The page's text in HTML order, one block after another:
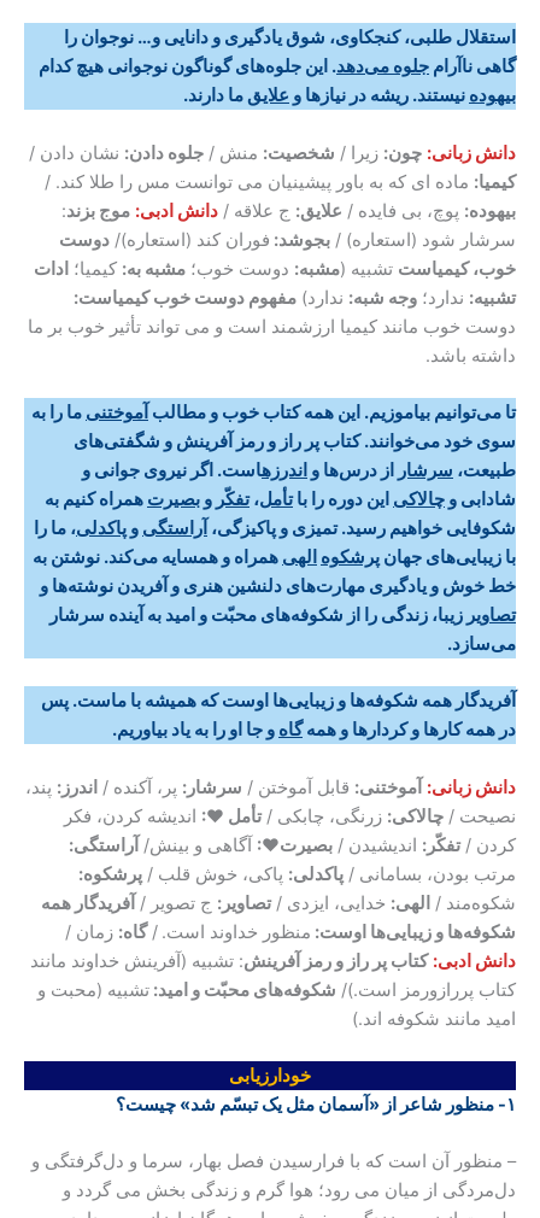
استقلال طلبی، کنجکاوی، شوق یادگیری و دانایی و… نوجوان را
گاهی ناآرام جلوه ‌می‌دهد. این جلوه‌های گوناگون نوجوانی هیچ کدام
بیهوده نیستند. ریشه در نیازها و علایقما دارند.
دانش زبانی: چون: زیرا / شخصیت: منش / جلوه دادن: نشان دادن /
کیمیا: ماده ای که به باور پیشینیان می توانست مس را طلا کند. /
بیهوده: پوچ، بی فایده / علایق: ج علاقه / دانش ادبی: موج بزند:
سرشار شود (استعاره) / بجوشد: فوران کند (استعاره)/ دوست
خوب، کیمیاست تشبیه (مشبه: دوست خوب؛ مشبه به: کیمیا؛ ادات
تشبیه: ندارد؛ وجه شبه: ندارد) مفهوم دوست خوب کیمیاست:
دوست خوب مانند کیمیا ارزشمند است و می تواند تأثیر خوب بر ما
داشته باشد.
تا ‌می‌توانیم بیاموزیم. این همه کتاب خوب و مطالب آموختنی ما را به
سوی خود ‌می‌خوانند. کتاب پر راز و رمز آفرینش و شگفتی‌های
طبیعت، سرشار از درس‌ها و اندرزهاست. اگر نیروی جوانی و
شادابی و چالاکی این دوره را باتأمل،تفکّر و بصیرت همراه کنیم به
شکوفایی خواهیم رسید. تمیزی و پاکیزگی، آراستگی و پاکدلی، ما را
با زیبایی‌های جهان پرشکوه الهی همراه و همسایه ‌می‌کند. نوشتن به
خط خوش و یادگیری مهارت‌های دلنشین هنری و آفریدن نوشته‌ها و
تصاویر زیبا، زندگی را از شکوفه‌های محبّت و امید به آینده سرشار
‌می‌سازد.
آفریدگار همه شکوفه‌ها و زیبایی‌ها اوست که همیشه با ماست. پس
در همه کارها و کردارها و همهگاه و جا او را به یاد بیاوریم.
دانش زبانی: آموختنی: قابل آموختن / سرشار: پر، آکنده / اندرز: پند،
نصیحت / چالاکی: زرنگی، چابکی /تأمل ♥: اندیشه کردن، فکر
کردن /تفکّر: اندیشیدن / بصیرت♥: آگاهی و بینش/ آراستگی:
مرتب بودن، بسامانی / پاکدلی: پاکی، خوش قلب / پرشکوه:
شکوه‌مند / الهی: خدایی، ایزدی /تصاویر: ج تصویر / آفریدگار همه
شکوفه‌ها و زیبایی‌ها اوست: منظور خداوند است. /گاه: زمان /
دانش ادبی: کتاب پر راز و رمز آفرینش: تشبیه (آفرینش خداوند مانند
کتاب پررازورمز است.)/ شکوفه‌های محبّت و امید: تشبیه (محبت و
امید مانند شکوفه اند.)
خودارزیابی
۱- منظور شاعر از «آسمان مثل یک تبسّم شد» چیست؟
– منظور آن است که با فرارسیدن فصل بهار، سرما و دل‌گرفتگی و
دل‌مردگی از میان می رود؛ هوا گرم و زندگی بخش می گردد و